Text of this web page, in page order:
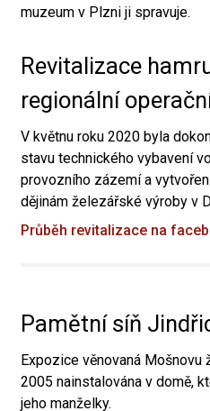
muzeum v Plzni ji spravuje.
Revitalizace
regionální
V květnu roku 2020 byla
stavu technického vybavení
provozního zázemí a
dějinám železářské výroby v
Průběh revitalizace na
Pamětní síň
Expozice věnovaná Mošnovu
2005 nainstalována v domě,
jeho manželky.